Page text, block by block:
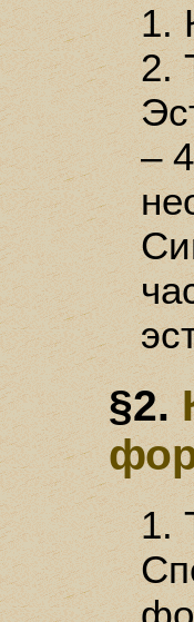
1.
2.
–
§2.
1.